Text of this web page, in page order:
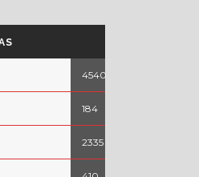
4540
184
2335